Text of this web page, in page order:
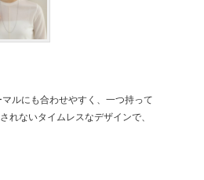
ルにも合わせやすく、一つ持って
れないタイムレスなデザインで、